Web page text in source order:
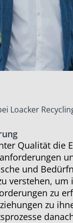
Loacker
Qualität die
und
verstehen, um
zu
zu